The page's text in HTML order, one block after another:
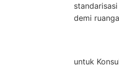
demi
untuk